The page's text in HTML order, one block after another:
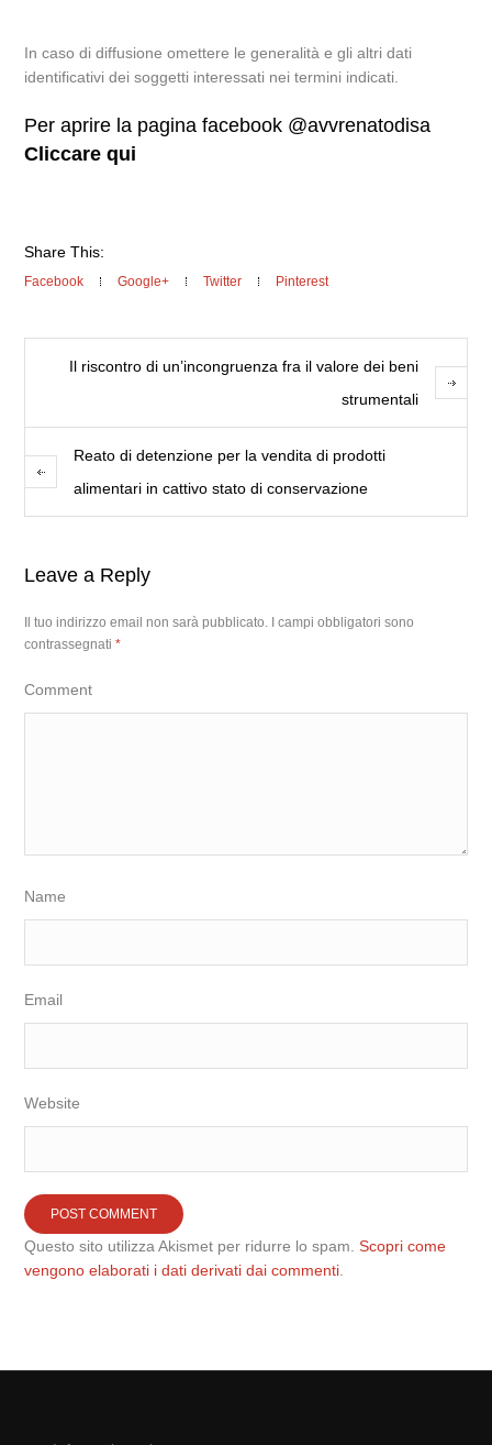
In caso di diffusione omettere le generalità e gli altri dati
identificativi dei soggetti interessati nei termini indicati.
Per aprire la pagina facebook @avvrenatodisa
Cliccare qui
Share This:
Facebook Google+ Twitter Pinterest
Il riscontro di un’incongruenza fra il valore dei beni
strumentali
Reato di detenzione per la vendita di prodotti
alimentari in cattivo stato di conservazione
Leave a Reply
Il tuo indirizzo email non sarà pubblicato.
I campi obbligatori sono
contrassegnati*
Comment
Name
Email
Website
Questo sito utilizza Akismet per ridurre lo spam.Scopri come
vengono elaborati i dati derivati dai commenti